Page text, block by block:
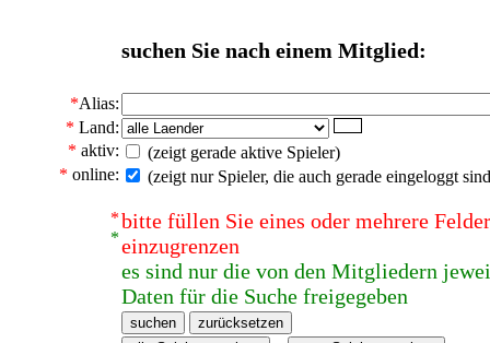
suchen Sie nach einem Mitglied:
*Alias:
* Land:
* aktiv:
(zeigt gerade aktive Spieler)
* online: (zeigt nur Spieler, die auch gerade eingeloggt
*
*
bitte füllen Sie eines oder mehrere
einzugrenzen
es sind nur die von den Mitgliedern
Daten für die Suche freigegeben